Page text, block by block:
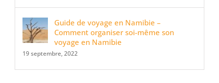
Guide de voyage en Namibie –
Comment organiser soi-même son
voyage en Namibie
19 septembre, 2022